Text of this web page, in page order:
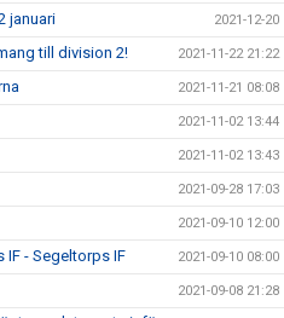
januari 2021-12-20
till division 2! 2021-11-22 21:22
2021-11-21 08:08
2021-11-02 13:44
2021-11-02 13:43
2021-09-28 17:03
2021-09-10 12:00
IF - Segeltorps IF 2021-09-10 08:00
2021-09-08 21:28